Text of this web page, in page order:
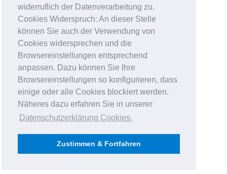
widerruflich der Datenverarbeitung zu.
Cookies Widerspruch: An dieser Stelle
können Sie auch der Verwendung von
Cookies widersprechen und die
Browsereinstellungen entsprechend
anpassen. Dazu können Sie Ihre
Browsereinstellungen so konfigurieren, dass
einige oder alle Cookies blockiert werden.
Näheres dazu erfahren Sie in unserer
Datenschutzerklärung Cookies.
Zustimmen & Fortfahren